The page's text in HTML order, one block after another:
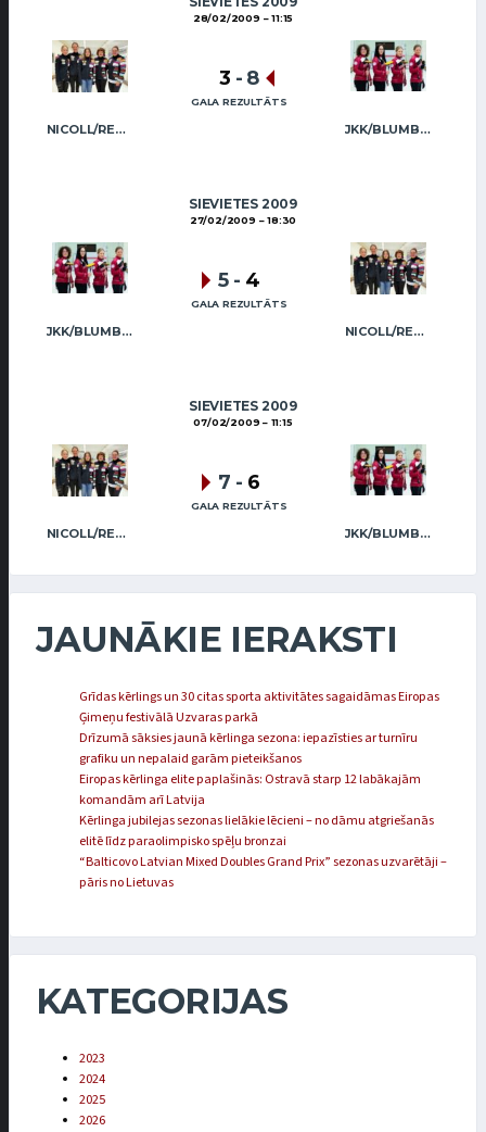
28/02/2009 11:15
NICOLL/REGŽA JKK/BLUMBERGA-BĒRZIŅA
3 - 8
GALA REZULTĀTS
SIEVIETES 2009
27/02/2009 18:30
JKK/BLUMBERGA-BĒRZIŅA NICOLL/REGŽA
5 - 4
GALA REZULTĀTS
SIEVIETES 2009
07/02/2009 11:15
NICOLL/REGŽA JKK/BLUMBERGA-BĒRZIŅA
7 - 6
GALA REZULTĀTS
JAUNĀKIE IERAKSTI
Grīdas kērlings un 30 citas sporta aktivitātes sagaidāmas Eiropas
Ģimeņu festivālā Uzvaras parkā
Drīzumā sāksies jaunā kērlinga sezona: iepazīsties ar turnīru
grafiku un nepalaid garām pieteikšanos
Eiropas kērlinga elite paplašinās: Ostravā starp 12 labākajām
komandām arī Latvija
Kērlinga jubilejas sezonas lielākie lēcieni – no dāmu atgriešanās
elitē līdz paraolimpisko spēļu bronzai
“Balticovo Latvian Mixed Doubles Grand Prix” sezonas uzvarētāji –
pāris no Lietuvas
KATEGORIJAS
2023
2024
2025
2026